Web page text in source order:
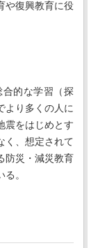
や復興教育に役
的な学習（探
より多くの人に
震をはじめとす
く、想定されて
防災・減災教育
る。